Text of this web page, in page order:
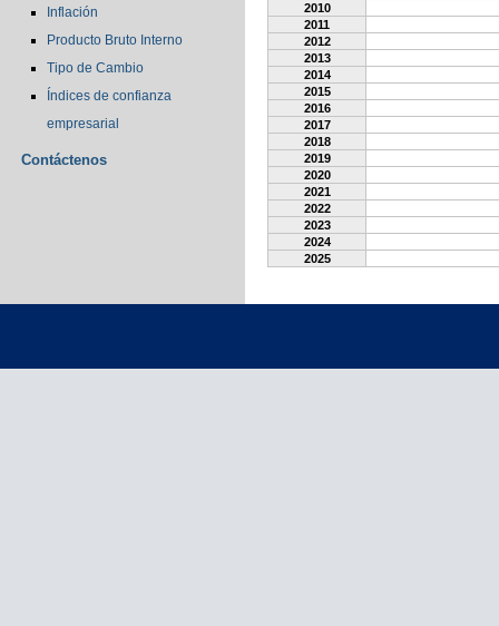
Inflación
Producto Bruto Interno
Tipo de Cambio
Índices de confianza
empresarial
Contáctenos
2010
2011
2012
2013
2014
2015
2016
2017
2018
2019
2020
2021
2022
2023
2024
2025